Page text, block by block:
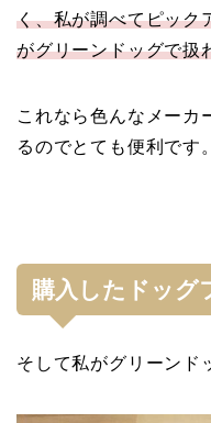
く、私が調べてピック
がグリーンドッグで扱
これなら色んなメーカ
るのでとても便利です。
購入したドッグ
そして私がグリーンド